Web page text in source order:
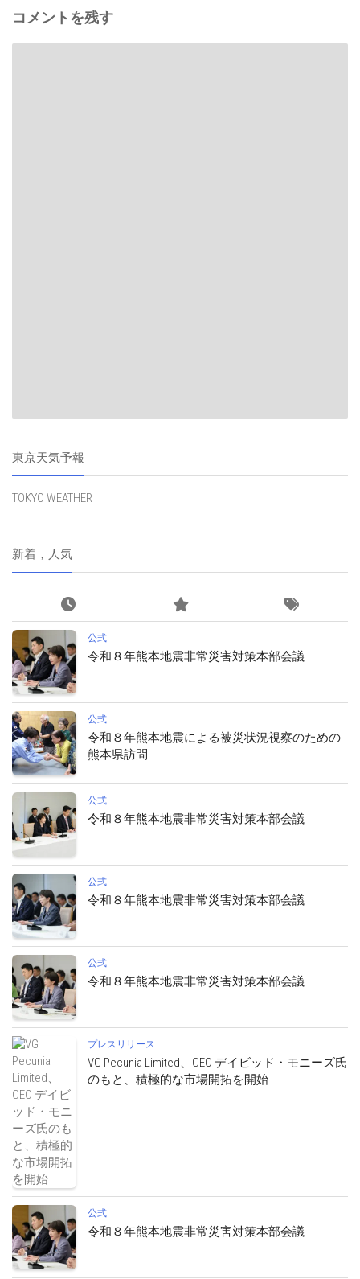
コメントを残す
東京天気予報
TOKYO WEATHER
新着，人気
公式
令和８年熊本地震非常災害対策本部会議
公式
令和８年熊本地震による被災状況視察のための
熊本県訪問
公式
令和８年熊本地震非常災害対策本部会議
公式
令和８年熊本地震非常災害対策本部会議
公式
令和８年熊本地震非常災害対策本部会議
プレスリリース
VG Pecunia Limited、CEO デイビッド・モニーズ氏
のもと、積極的な市場開拓を開始
公式
令和８年熊本地震非常災害対策本部会議